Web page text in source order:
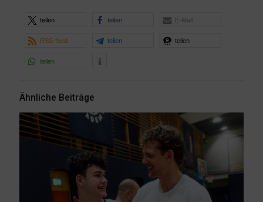
teilen teilen E-Mail
RSS-feed teilen teilen
teilen
Ähnliche Beiträge